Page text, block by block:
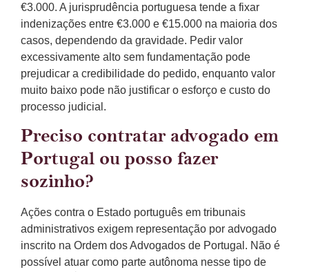
€3.000. A jurisprudência portuguesa tende a fixar
indenizações entre €3.000 e €15.000 na maioria dos
casos, dependendo da gravidade. Pedir valor
excessivamente alto sem fundamentação pode
prejudicar a credibilidade do pedido, enquanto valor
muito baixo pode não justificar o esforço e custo do
processo judicial.
Preciso contratar advogado em
Portugal ou posso fazer
sozinho?
Ações contra o Estado português em tribunais
administrativos exigem representação por advogado
inscrito na Ordem dos Advogados de Portugal. Não é
possível atuar como parte autônoma nesse tipo de